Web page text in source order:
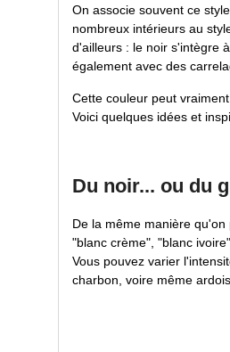
On associe souvent ce
nombreux intérieurs au
d'ailleurs : le noir s'intègre
également avec des
Cette couleur peut
Voici quelques idées et
Du noir... ou du
De la même manière
"blanc crème", "blanc
Vous pouvez varier
charbon, voire même